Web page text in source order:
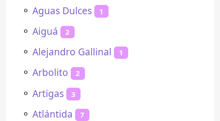
⚬ Aguas Dulces 1
⚬ Aiguá 2
⚬ Alejandro Gallinal 1
⚬ Arbolito 2
⚬ Artigas 3
⚬ Atlántida 7